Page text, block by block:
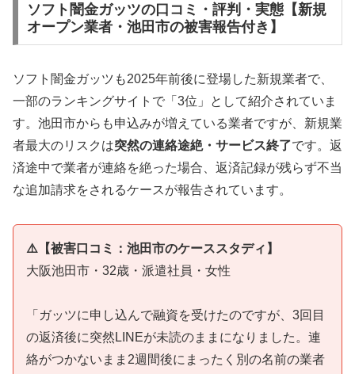
ソフト闇金ガッツの口コミ・評判・実態【新規
オープン業者・池田市の被害報告付き】
ソフト闇金ガッツも2025年前後に登場した新規業者で、
一部のランキングサイトで「3位」として紹介されていま
す。池田市からも申込みが増えている業者ですが、新規業
者最大のリスクは突然の連絡途絶・サービス終了です。返
済途中で業者が連絡を絶った場合、返済記録が残らず不当
な追加請求をされるケースが報告されています。
⚠️【被害口コミ：池田市のケーススタディ】
大阪池田市・32歳・派遣社員・女性
「ガッツに申し込んで融資を受けたのですが、3回目
の返済後に突然LINEが未読のままになりました。連
絡がつかないまま2週間後にまったく別の名前の業者